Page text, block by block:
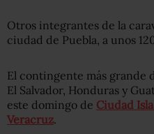
Otros integrantes de la
ciudad de Puebla, a unos
El contingente más grande
El Salvador, Honduras y
este domingo de Ciudad
Veracruz.